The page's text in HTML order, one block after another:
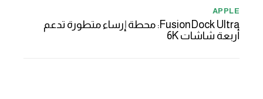
APPLE
FusionDock Ultra: محطة إرساء متطورة تدعم
أربعة شاشات 6K